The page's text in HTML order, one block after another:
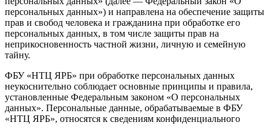
персональных данных») и направлена на обеспечение защиты
прав и свобод человека и гражданина при обработке его
персональных данных, в том числе защиты прав на
неприкосновенность частной жизни, личную и семейную
тайну.
ФБУ «НТЦ ЯРБ» при обработке персональных данных
неукоснительно соблюдает основные принципы и правила,
установленные Федеральным законом «О персональных
данных». Персональные данные, обрабатываемые в ФБУ
«НТЦ ЯРБ», относятся к сведениям конфиденциального